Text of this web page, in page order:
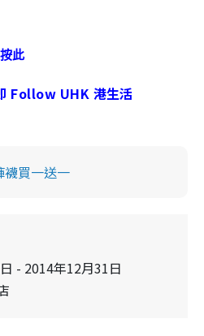
此
Follow UHK 港生活
襪買一送一
- 2014年12月31日